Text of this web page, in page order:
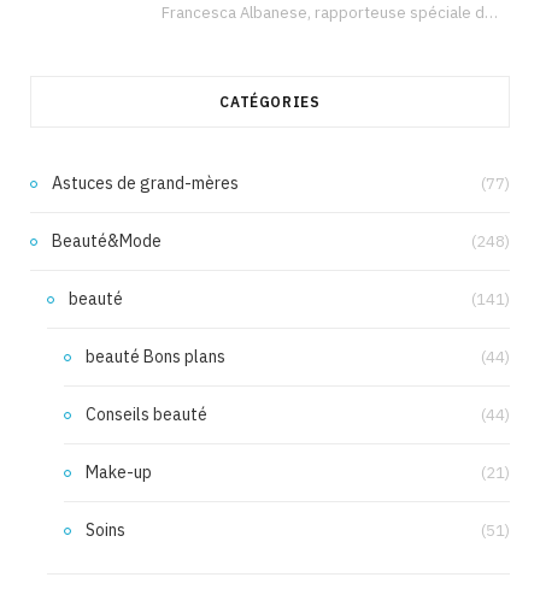
Francesca Albanese, rapporteuse spéciale de l’ONU sur les territoires palestiniens occupés, était à Tunis pour…
CATÉGORIES
Astuces de grand-mères (77)
Beauté&Mode (248)
beauté (141)
beauté Bons plans (44)
Conseils beauté (44)
Make-up (21)
Soins (51)